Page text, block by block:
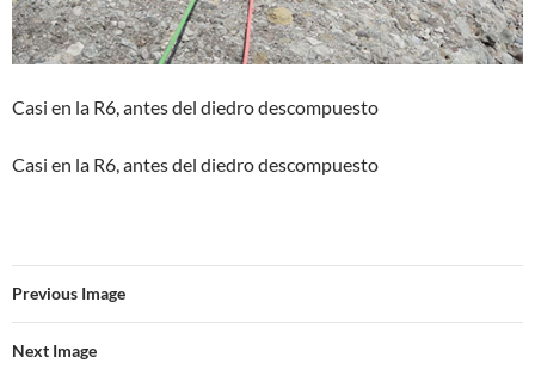
Casi en la R6, antes del diedro descompuesto
Casi en la R6, antes del diedro descompuesto
Previous Image
Next Image